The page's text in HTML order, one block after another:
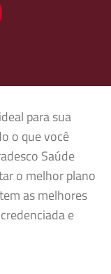
para sua
o que você
Saúde
o melhor plano
as melhores
e